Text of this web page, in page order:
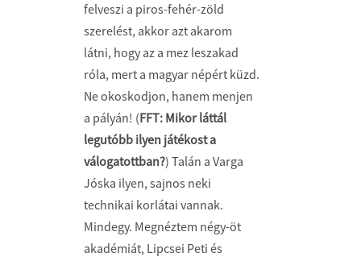
felveszi a piros-fehér-zöld
szerelést, akkor azt akarom
látni, hogy az a mez leszakad
róla, mert a magyar népért küzd.
Ne okoskodjon, hanem menjen
a pályán! (FFT: Mikor láttál
legutóbb ilyen játékost a
válogatottban?) Talán a Varga
Jóska ilyen, sajnos neki
technikai korlátai vannak.
Mindegy. Megnéztem négy-öt
akadémiát, Lipcsei Peti és